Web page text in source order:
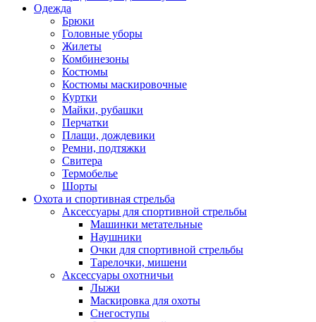
Одежда
Брюки
Головные уборы
Жилеты
Комбинезоны
Костюмы
Костюмы маскировочные
Куртки
Майки, рубашки
Перчатки
Плащи, дождевики
Ремни, подтяжки
Свитера
Термобелье
Шорты
Охота и спортивная стрельба
Аксессуары для спортивной стрельбы
Машинки метательные
Наушники
Очки для спортивной стрельбы
Тарелочки, мишени
Аксессуары охотничьи
Лыжи
Маскировка для охоты
Снегоступы